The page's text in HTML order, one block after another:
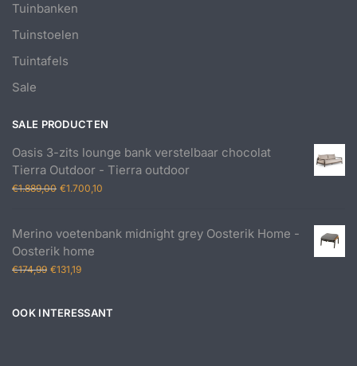
Tuinbanken
Tuinstoelen
Tuintafels
Sale
SALE PRODUCTEN
Oasis 3-zits lounge bank verstelbaar chocolat
Tierra Outdoor - Tierra outdoor
€1.889,00 Oorspronkelijke
€1.889,00.
€1.700,10
€1.700,10.
Merino voetenbank midnight grey Oosterik Home -
Oosterik home
€174,99 Oorspronkelijke
€174,99.
€131,19Huidige
€131,19.
OOK INTERESSANT